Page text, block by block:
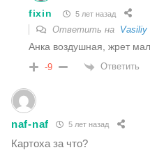
fixin 5 лет назад
Ответить на Vasiliy
Анка воздушная, жрет
-9 Ответить
naf-naf 5 лет назад
Картоха за что?